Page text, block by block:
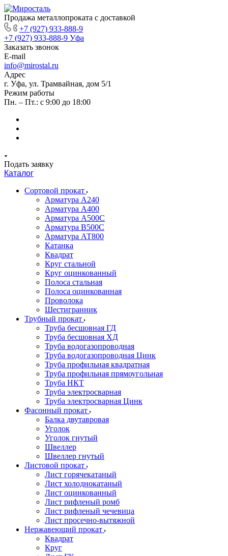
Продажа металлопроката с доставкой
+7 (927) 933-888-9
+7 (927) 933-888-9 Уфа
Заказать звонок
E-mail
info@mirostal.ru
Адрес
г. Уфа, ул. Трамвайная, дом 5/1
Режим работы
Пн. – Пт.: с 9:00 до 18:00
Подать заявку
Каталог
Сортовой прокат
Арматура А240
Арматура А400
Арматура А500C
Арматура В500С
Арматура АТ800
Катанка
Квадрат
Круг стальной
Круг оцинкованный
Полоса стальная
Полоса оцинкованная
Проволока
Шестигранник
Трубный прокат
Труба бесшовная ГД
Труба бесшовная ХД
Труба водогазопроводная
Труба водогазопроводная Цинк
Труба профильная квадратная
Труба профильная прямоугольная
Труба НКТ
Труба электросварная
Труба электросварная Цинк
Фасонный прокат
Балка двутавровая
Уголок
Уголок гнутый
Швеллер
Швеллер гнутый
Листовой прокат
Лист горячекатаный
Лист холоднокатаный
Лист оцинкованный
Лист рифленый ромб
Лист рифленый чечевица
Лист просечно-вытяжной
Нержавеющий прокат
Квадрат
Круг